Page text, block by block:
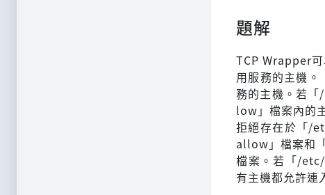
題解
TCP Wrapper
用服務的主機
務的主機。若
low」檔案內的
拒絕存在於「/
allow」檔案和
檔案。若「/
有主機都允許連